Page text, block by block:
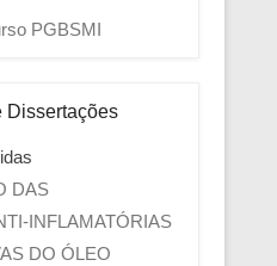
PGBSMI
Dissertações
DAS
INFLAMATÓRIAS
DO ÓLEO